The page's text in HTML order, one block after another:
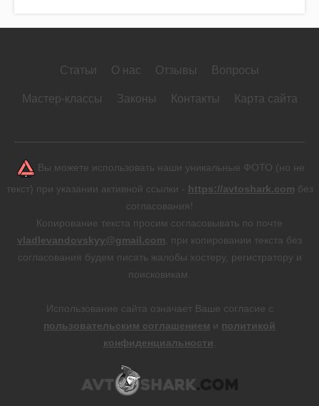
Статьи О нас Отзывы Вопросы
Мастер-классы Законы Контакты Карта сайта
Вы можете использовать наши уникальные ФОТО (но не
текст) при указании активной ссылки - https://avtoshark.com без
согласования!
Копирование текста просим согласовывать по почте
vladlevandovskyy@gmail.com , при копировании текста без
согласования будем писать жалобы хостеру, регистратору и
поисковикам.
Использование сайта означает Ваше согласие с
пользовательским соглашением и политикой
конфиденциальности